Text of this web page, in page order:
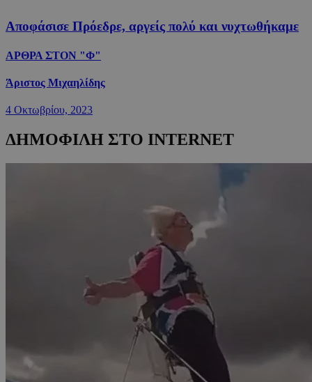
Αποφάσισε Πρόεδρε, αργείς πολύ και νυχτωθήκαμε
ΑΡΘΡΑ ΣΤΟΝ "Φ"
Άριστος Μιχαηλίδης
4 Οκτωβρίου, 2023
ΔΗΜΟΦΙΛΗ ΣΤΟ INTERNET